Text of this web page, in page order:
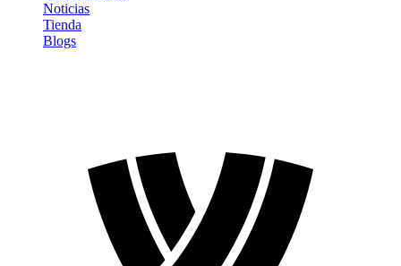
Noticias
Tienda
Blogs